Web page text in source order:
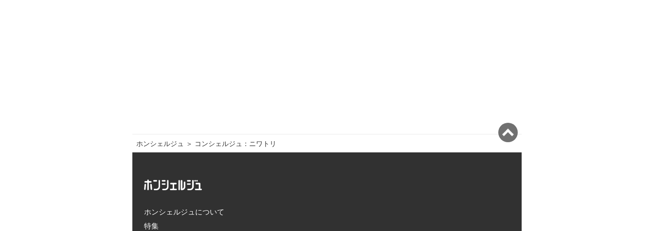
ホンシェルジュ ＞ コンシェルジュ：ニワトリ
ホンシェルジュについて
特集